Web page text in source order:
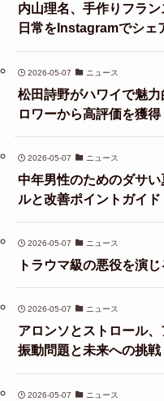
内山理名、手作りフラ
日常をInstagramでシェ
2026-05-07 ニュース
松田詩野がハワイで魅
ロワーから高評価を獲得
2026-05-07 ニュース
中年男性のためのダサ
ルと改善ポイントガイド
2026-05-07 ニュース
トラウマ級の悪役を演
2026-05-07 ニュース
アロンソとストロール
振動問題と未来への挑戦
2026-05-07 ニュース